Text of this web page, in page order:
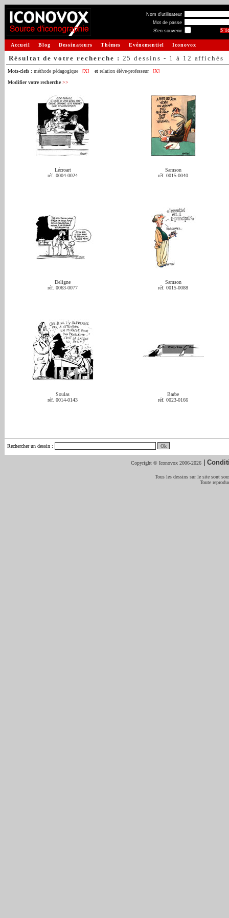
Nom d'utilisateur
Mot de passe
S'en souvenir
Accueil Blog Dessinateurs Thèmes Evénementiel Iconovox
Résultat de votre recherche : 25 dessins - 1 à 12 affichés
Mots-clefs : méthode pédagogique [X] et relation élève-professeur
[X]
Modifier votre recherche >>
Lécroart
réf. 0004-0024
Samson
réf. 0015-0040
Deligne
réf. 0063-0077
Samson
réf. 0015-0088
Soulas
réf. 0014-0143
Barbe
réf. 0023-0166
Rechercher un dessin :
Copyright © Iconovox 2006-2026 |
Tous les dessins sur le site sont
Toute